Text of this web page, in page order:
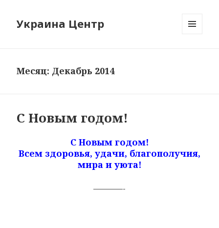
Украина Центр
Месяц: Декабрь 2014
С Новым годом!
С Новым годом!
Всем здоровья, удачи, благополучия,
мира и уюта!
————-